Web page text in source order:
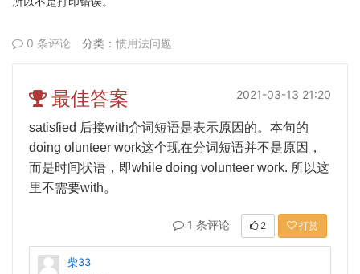
0 条评论 分类： 惯用法问题
最佳答案 2021-03-13 21:20
satisfied 后接with介词短语是表示原因的。本句的
doing olunteer work这个现在分词短语并不是原因，
而是时间状语，即while doing volunteer work. 所以这
里不需要with。
1 条评论 2 打赏
柴33